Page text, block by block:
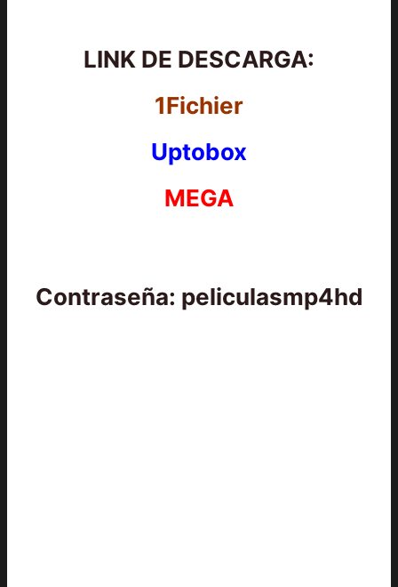
LINK DE DESCARGA:
1Fichier
Uptobox
MEGA
Contraseña: peliculasmp4hd